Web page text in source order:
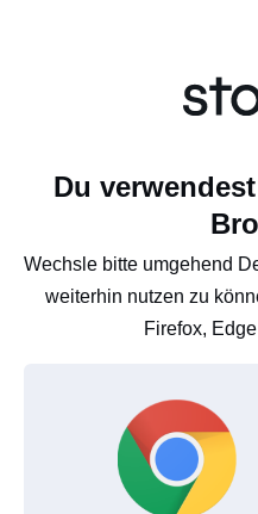
Du
Wechsle bitte umgehend
weiterhin nutzen zu
Firefox,